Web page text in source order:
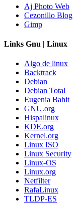
Aj Photo Web
Cezonillo Blog
Gimp
Links Gnu | Linux
Algo de linux
Backtrack
Debian
Debian Total
Eugenia Bahit
GNU.org
Hispalinux
KDE.org
Kernel.org
Linux ISO
Linux Security
Linux-OS
Linux.org
Netfilter
RafaLinux
TLDP-ES